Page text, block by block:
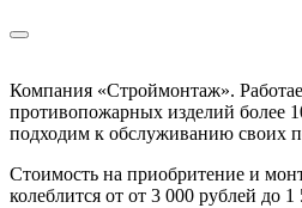
Компания «Строймонтаж».
противопожарных изделий более
подходим к обслуживанию своих
Стоимость на приобритение и
колеблится от от 3 000 рублей до 1